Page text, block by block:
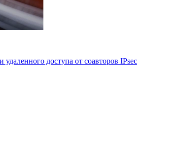
доступа от соавторов IPsec